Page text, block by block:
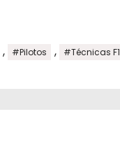
, #Pilotos , #Técnicas F1